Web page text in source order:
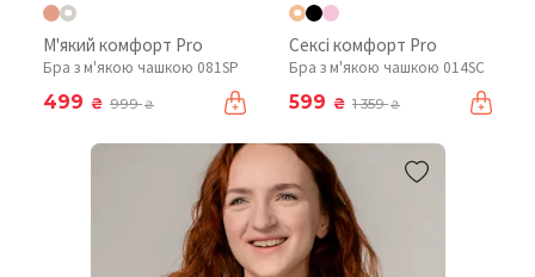
М'який комфорт Pro
Бра з м'якою чашкою 081SP
499 ₴ 999₴
Сексі комфорт Pro
Бра з м'якою чашкою 014SC
599 ₴ 1 359₴